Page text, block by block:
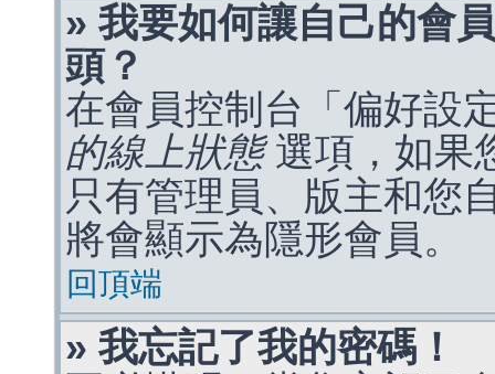
» 我要如何讓自己的會
頭？
在會員控制台「偏好設
的線上狀態選項，如果
只有管理員、版主和您
將會顯示為隱形會員。
回頂端
» 我忘記了我的密碼！